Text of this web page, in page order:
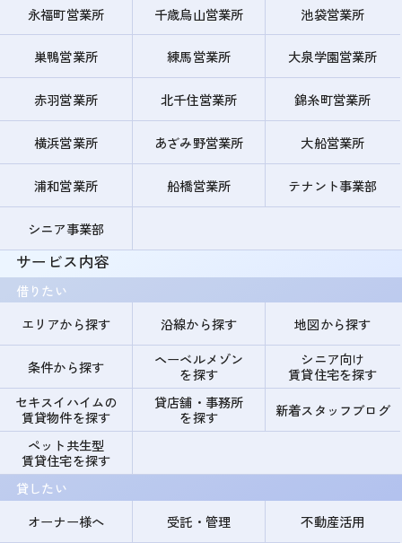
永福町営業所 千歳烏山営業所 池袋営業所
巣鴨営業所 練馬営業所 大泉学園営業所
赤羽営業所 北千住営業所 錦糸町営業所
横浜営業所 あざみ野営業所 大船営業所
浦和営業所 船橋営業所 テナント事業部
シニア事業部
サービス内容
借りたい
エリアから探す
沿線から探す 地図から探す
条件から探す
ヘーベルメゾン
を探す
シニア向け
賃貸住宅を探す
セキスイハイムの
賃貸物件を探す
貸店舗・事務所
を探す
新着スタッフブログ
ペット共生型
賃貸住宅を探す
貸したい
オーナー様へ
受託・管理 不動産活用